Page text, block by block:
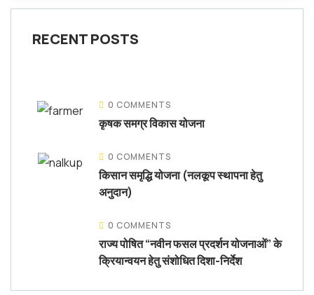
RECENT POSTS
0 COMMENTS
कृषक समग्र विकास योजना
0 COMMENTS
किसान समृद्धि योजना (नलकूप स्थापना हेतु
अनुदान)
0 COMMENTS
राज्य पोषित “नवीन फसल प्रदर्शन योजनाओं” के
क्रियान्वयन हेतु संशोधित दिशा-निर्देश